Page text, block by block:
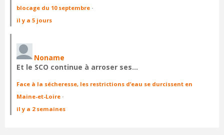
blocage du 10 septembre ·
il y a 5 jours
Noname
Et le SCO continue à arroser ses…
Face à la sécheresse, les restrictions d’eau se durcissent en
Maine-et-Loire ·
il y a 2 semaines